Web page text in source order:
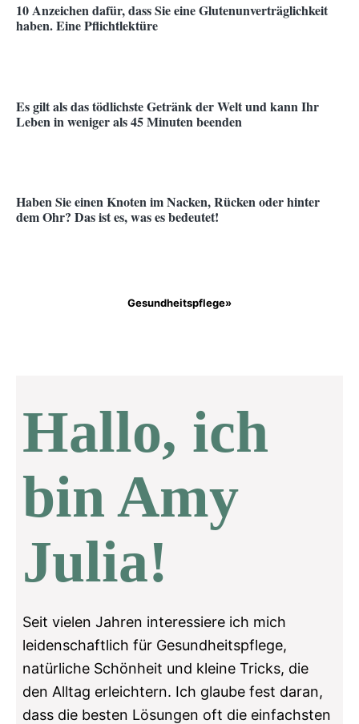
10 Anzeichen dafür, dass Sie eine Glutenunverträglichkeit
haben. Eine Pflichtlektüre
Es gilt als das tödlichste Getränk der Welt und kann Ihr
Leben in weniger als 45 Minuten beenden
Haben Sie einen Knoten im Nacken, Rücken oder hinter
dem Ohr? Das ist es, was es bedeutet!
Gesundheitspflege»
Hallo, ich
bin Amy
Julia!
Seit vielen Jahren interessiere ich mich
leidenschaftlich für Gesundheitspflege,
natürliche Schönheit und kleine Tricks, die
den Alltag erleichtern. Ich glaube fest daran,
dass die besten Lösungen oft die einfachsten